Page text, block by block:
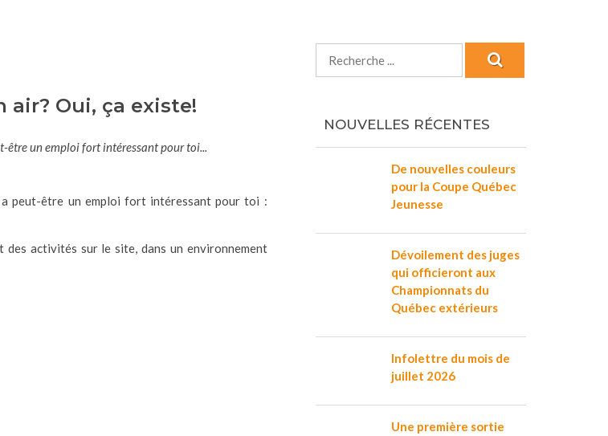
Oui, ça existe!
être un emploi fort intéressant pour toi...
a peut-être un emploi fort intéressant pour toi :
des activités sur le site, dans un environnement
NOUVELLES RÉCENTES
De nouvelles couleurs
pour la Coupe Québec
Jeunesse
Dévoilement des juges
qui officieront aux
Championnats du
Québec extérieurs
Infolettre du mois de
juillet 2026
Une première sortie